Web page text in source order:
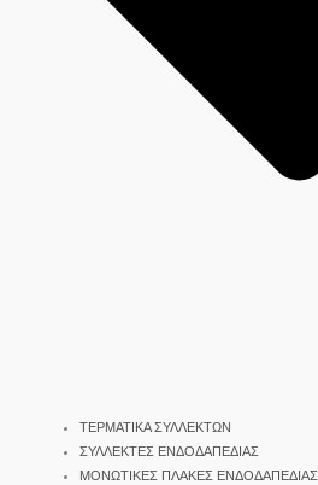
ΤΕΡΜΑΤΙΚΑ ΣΥΛΛΕΚΤΩΝ
ΣΥΛΛΕΚΤΕΣ ΕΝΔΟΔΑΠΕΔΙΑΣ
ΜΟΝΩΤΙΚΕΣ ΠΛΑΚΕΣ ΕΝΔΟΔΑΠΕΔΙΑΣ